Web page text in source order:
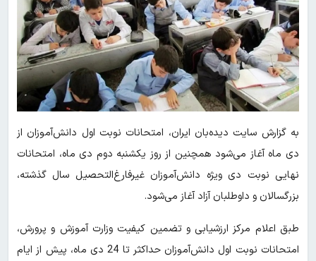
به گزارش سایت دیده‌بان ایران، امتحانات نوبت اول دانش‌آموزان از
دی ماه آغاز می‌شود همچنین از روز یکشنبه دوم دی ماه، امتحانات
نهایی نوبت دی ویژه دانش‌آموزان غیرفارغ‌التحصیل سال گذشته،
بزرگسالان و داوطلبان آزاد آغاز می‌شود.
طبق اعلام مرکز ارزشیابی و تضمین کیفیت وزارت آموزش و پرورش،
امتحانات نوبت اول دانش‌آموزان حداکثر تا 24 دی‌ ماه، پیش از ایام